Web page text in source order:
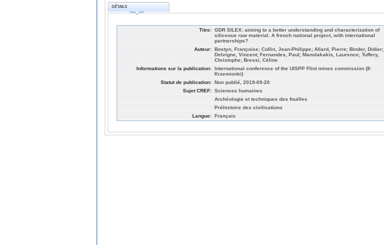
DÉTAILS
Titre: GDR SILEX: aiming to a better understanding and characterization of
siliceous raw material. A french national project, with international
partnerships?
Auteur: Bostyn, Françoise; Collin, Jean-Philippe; Allard, Pierre; Binder, Didier;
Delvigne, Vincent; Fernandes, Paul; Manolakakis, Laurence; Tuffery,
Christophe; Bressi, Céline
Informations sur la publication: International conference of the UISPP Flint mines commission (8:
Krzemionki)
Statut de publication: Non publié, 2019-09-20
Sujet CREF: Sciences humaines
Archéologie et techniques des fouilles
Préhistoire des civilisations
Langue: Français